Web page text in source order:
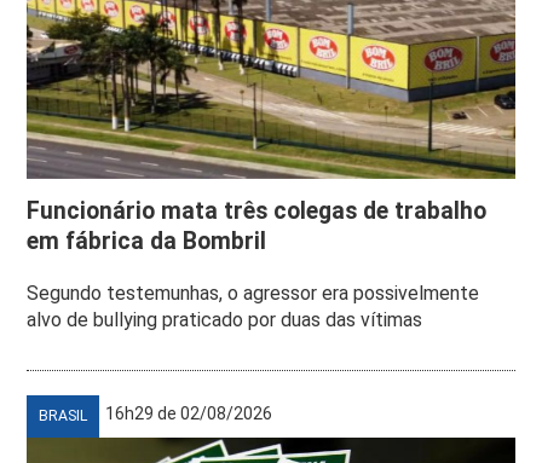
Funcionário mata três colegas de trabalho
em fábrica da Bombril
Segundo testemunhas, o agressor era possivelmente
alvo de bullying praticado por duas das vítimas
BRASIL 16h29 de 02/08/2026